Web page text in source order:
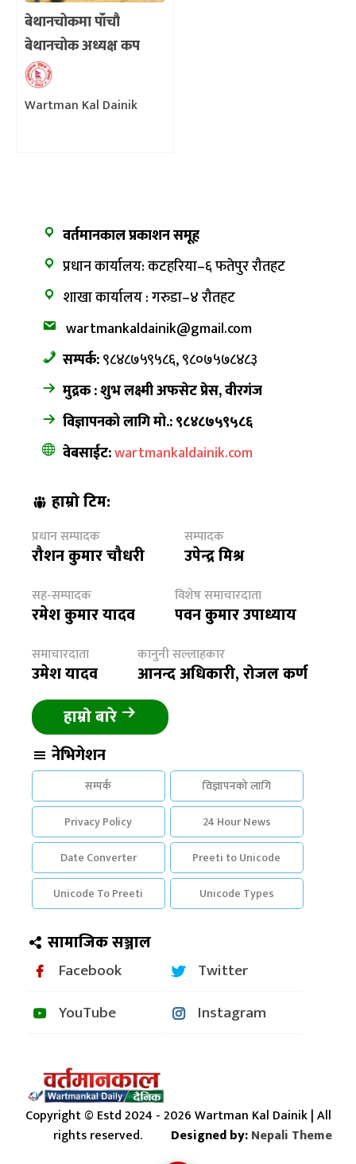
बेथानचोकमा पाँचौ
बेथानचोक अध्यक्ष कप
वडास्तरीय फुटबल
प्रतियोगिता शुरु
Wartman Kal Dainik
वर्तमानकाल प्रकाशन समूह
प्रधान कार्यालय: कटहरिया–६ फतेपुर रौतहट
शाखा कार्यालय : गरुडा–४ रौतहट
wartmankaldainik@gmail.com
सम्पर्क:९८४८७५९५८६, ९८०७५७८४८३
मुद्रक : शुभ लक्ष्मी अफसेट प्रेस, वीरगंज
विज्ञापनको लागि मो.: ९८४८७५९५८६
वेबसाईट:wartmankaldainik.com
हाम्रो टिम:
प्रधान सम्पादक
रौशन कुमार चौधरी
सम्पादक
उपेन्द्र मिश्र
सह-सम्पादक
रमेश कुमार यादव
विशेष समाचारदाता
पवन कुमार उपाध्याय
समाचारदाता
उमेश यादव
कानुनी सल्लाहकार
आनन्द अधिकारी, रोजल कर्ण
हाम्रो बारे
नेभिगेशन
सम्पर्क
विज्ञापनको लागि
Privacy Policy
24 Hour News
Date Converter
Preeti to Unicode
Unicode To Preeti
Unicode Types
सामाजिक सञ्जाल
Facebook
Twitter
YouTube
Instagram
Copyright © Estd 2024 - 2026 Wartman Kal Dainik | All
rights reserved.
Designed by:Nepali Theme